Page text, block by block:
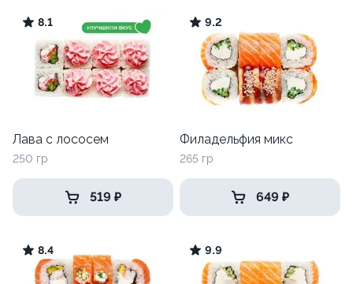
8.1
Лава с лососем
250 гр
519 ₽
9.2
Филадельфия микс
265 гр
649 ₽
8.4 9.9